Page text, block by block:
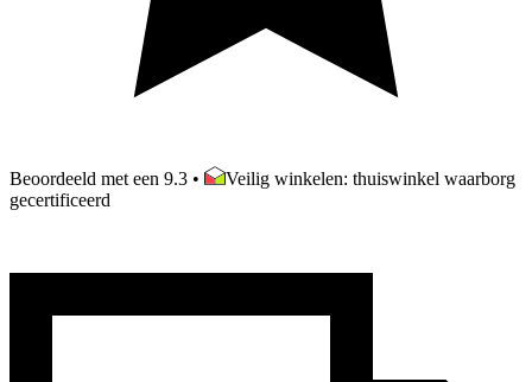
Beoordeeld met een 9.3 •
Veilig winkelen: thuiswinkel waarborg
gecertificeerd